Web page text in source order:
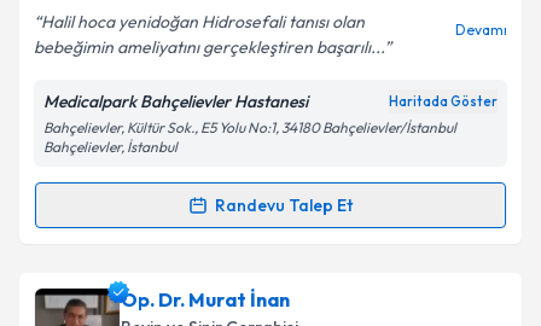
Kişisel verilerimin işlenmesine ilişkin
Aydınlatma
Metni'ni okudum ve kişisel verilerimin belirtilen
kapsamda işlenmesini kabul ediyorum.
Takvim Talebini Gönder
Halil hoca yenidoğan Hidrosefali tanısı olan
bebeğimin ameliyatını gerçekleştiren başarılı...
Devamı
Medicalpark Bahçelievler Hastanesi Haritada Göster
Bahçelievler, Kültür Sok., E5 Yolu No:1, 34180 Bahçelievler/İstanbul
Bahçelievler, İstanbul
Randevu Talep Et
Randevu Takvimi Talebi
Op. Dr. Halil Olgün Peker
oluşturun. Size bu uzmandan randevu almanız için bir
Op. Dr. Murat İnan